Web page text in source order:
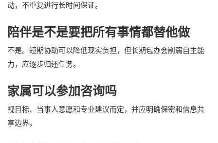
动，不重复进行长时间保证。
陪伴是不是要把所有事情都替他做
不是。短期协助可以降低现实负担，但长期包办会削弱自主能
力，应逐步归还任务。
家属可以参加咨询吗
视目标、当事人意愿和专业建议而定，并应明确保密和信息共
享边界。